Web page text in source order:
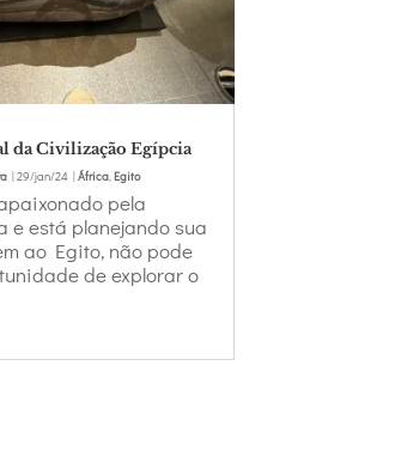
da Civilização Egípcia
|29/jan/24|África,Egito
pela
e está planejando sua
ao Egito, não pode
de explorar o